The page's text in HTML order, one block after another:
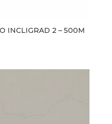
INCLIGRAD 2 – 500M